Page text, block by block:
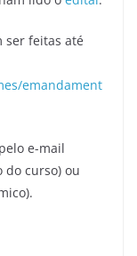
ser feitas até
emandament
e-mail
do curso) ou